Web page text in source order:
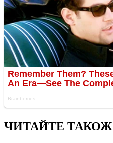
ЧИТАЙТЕ ТАКОЖ